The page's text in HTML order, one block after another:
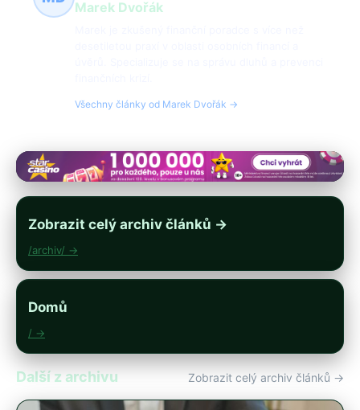
Marek Dvořák
Všechny články od Marek Dvořák →
Zobrazit celý archiv článků →
/archiv/ →
Domů
/ →
Další z archivu Zobrazit celý archiv článků →